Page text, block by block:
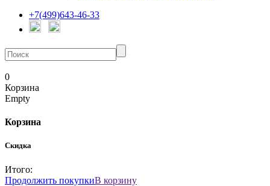
+7(499)643-46-33
0
Корзина
Empty
Корзина
Скидка
Итого:
Продолжить покупкиВ корзину